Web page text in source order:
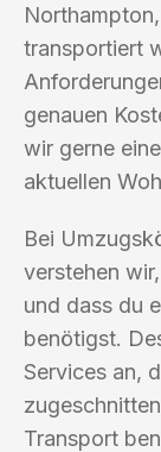
transportiert
genauen
wir gerne
aktuellen
Bei
verstehen
und dass du
benötigst.
Services an,
Transport